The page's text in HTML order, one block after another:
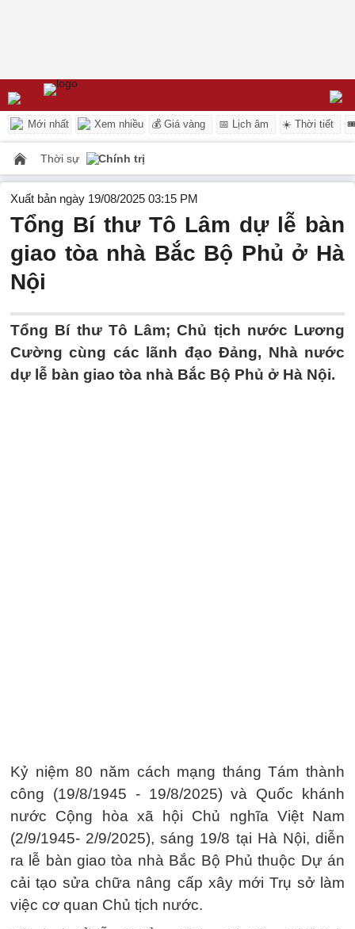
Mới nhất Xem nhiều 💰 Giá vàng 📅 Lịch âm ☀️ Thời tiết
Thời sự Chính trị
Xuất bản ngày 19/08/2025 03:15 PM
Tổng Bí thư Tô Lâm dự lễ bàn
giao tòa nhà Bắc Bộ Phủ ở Hà
Nội
Tổng Bí thư Tô Lâm; Chủ tịch nước Lương
Cường cùng các lãnh đạo Đảng, Nhà nước
dự lễ bàn giao tòa nhà Bắc Bộ Phủ ở Hà Nội.
Kỷ niệm 80 năm cách mạng tháng Tám thành
công (19/8/1945 - 19/8/2025) và Quốc khánh
nước Cộng hòa xã hội Chủ nghĩa Việt Nam
(2/9/1945- 2/9/2025), sáng 19/8 tại Hà Nội, diễn
ra lễ bàn giao tòa nhà Bắc Bộ Phủ thuộc Dự án
cải tạo sửa chữa nâng cấp xây mới Trụ sở làm
việc cơ quan Chủ tịch nước.